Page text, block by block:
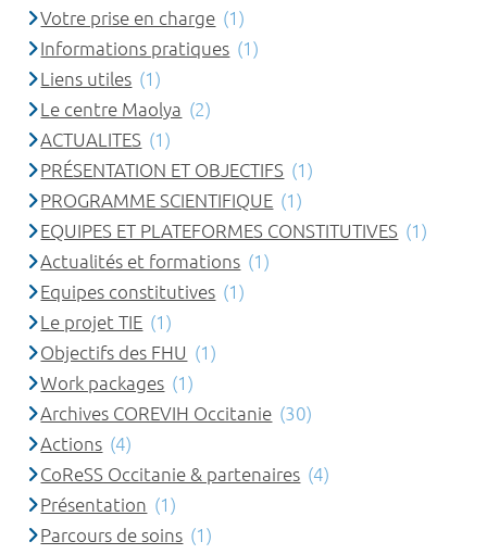
Votre prise en charge (1)
Informations pratiques (1)
Liens utiles (1)
Le centre Maolya (2)
ACTUALITES (1)
PRÉSENTATION ET OBJECTIFS (1)
PROGRAMME SCIENTIFIQUE (1)
EQUIPES ET PLATEFORMES CONSTITUTIVES (1)
Actualités et formations (1)
Equipes constitutives (1)
Le projet TIE (1)
Objectifs des FHU (1)
Work packages (1)
Archives COREVIH Occitanie (30)
Actions (4)
CoReSS Occitanie & partenaires (4)
Présentation (1)
Parcours de soins (1)